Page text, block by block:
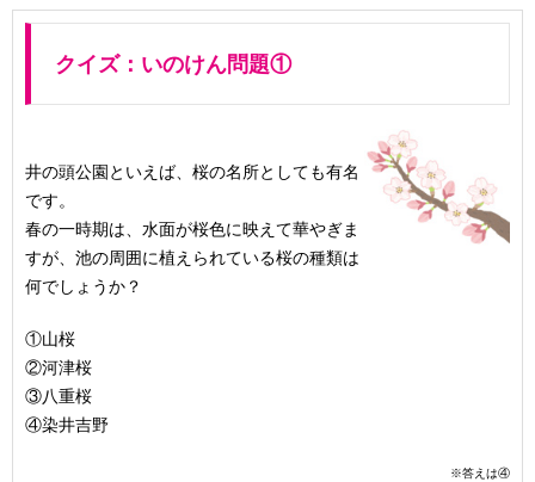
クイズ：いのけん問題①
井の頭公園といえば、桜の名所としても有名
です。
春の一時期は、水面が桜色に映えて華やぎま
すが、池の周囲に植えられている桜の種類は
何でしょうか？
①山桜
②河津桜
③八重桜
④染井吉野
※答えは④